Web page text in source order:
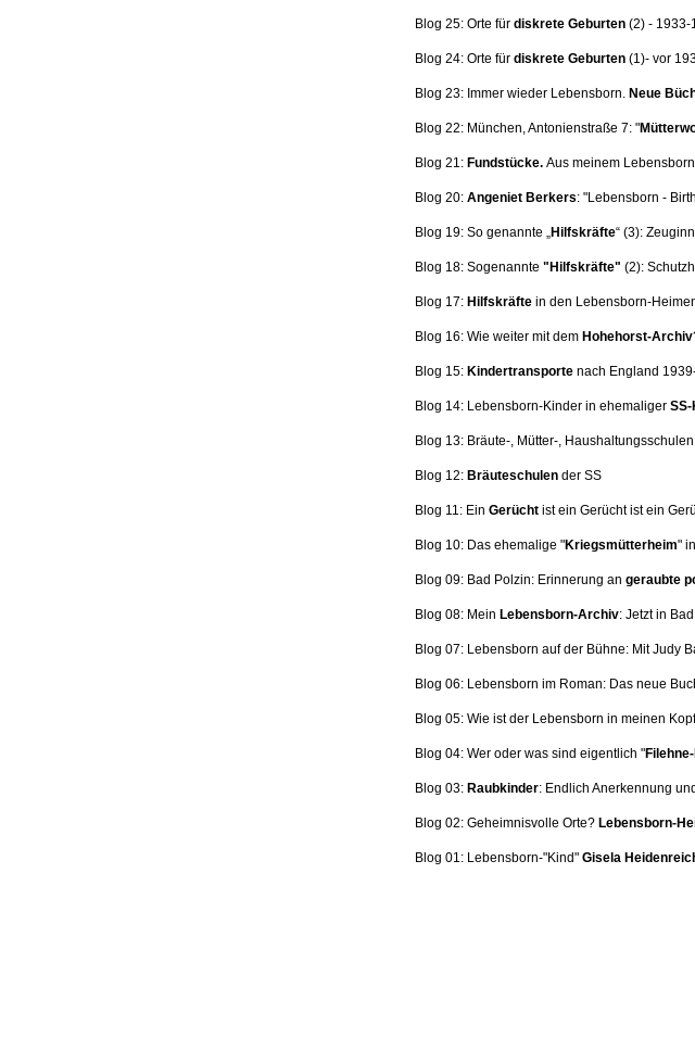
Blog 25: Orte für diskrete Geburten (2) - 1933-
Blog 24: Orte für diskrete Geburten (1)- vor
Blog 23: Immer wieder Lebensborn. Neue
Blog 22: München, Antonienstraße 7: "
Blog 21: Fundstücke. Aus meinem
Blog 20: Angeniet Berkers: "Lebensborn -
Blog 19: So genannte „Hilfskräfte“ (3):
Blog 18: Sogenannte "Hilfskräfte" (2):
Blog 17: Hilfskräfte in den Lebensborn-
Blog 16: Wie weiter mit dem Hohehorst-Archiv
Blog 15: Kindertransporte nach England
Blog 14: Lebensborn-Kinder in ehemaliger
Blog 13: Bräute-, Mütter-,
Blog 12: Bräuteschulen der SS
Blog 11: Ein Gerücht ist ein Gerücht ist ein
Blog 10: Das ehemalige "Kriegsmütterheim"
Blog 09: Bad Polzin: Erinnerung an geraubte
Blog 08: Mein Lebensborn-Archiv: Jetzt in
Blog 07: Lebensborn auf der Bühne: MitJudy
Blog 06: Lebensborn im Roman: Das neue
Blog 05: Wie ist der Lebensborn in meinen
Blog 04: Wer oder was sind eigentlich "
Blog 03: Raubkinder: Endlich Anerkennung
Blog 02: Geheimnisvolle Orte? Lebensborn-
Blog 01: Lebensborn-"Kind" Gisela